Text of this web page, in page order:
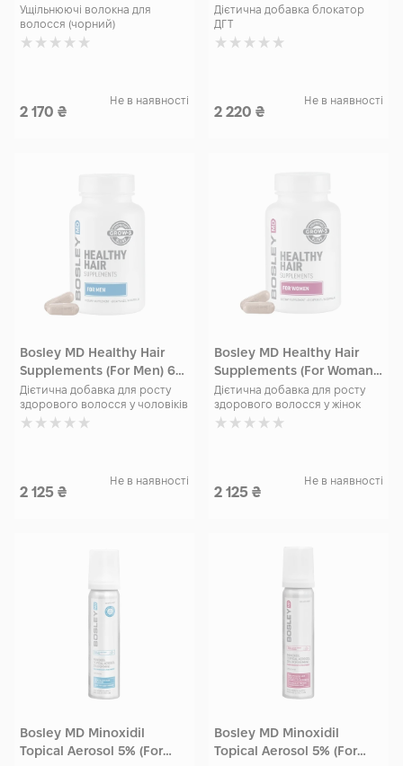
Black 12 гр
Ущільнюючі волокна для
волосся (чорний)
2 170 ₴
Не в наявності
and Men) 60 капсул
Дієтична добавка блокатор
ДГТ
2 220 ₴
Не в наявності
Bosley MD Healthy Hair
Supplements (For Men) 60
капсул
Дієтична добавка для росту
здорового волосся у чоловіків
2 125 ₴
Не в наявності
Bosley MD Healthy Hair
Supplements (For Woman)
60 капсул
Дієтична добавка для росту
здорового волосся у жінок
2 125 ₴
Не в наявності
Bosley MD Minoxidil
Topical Aerosol 5% (For
Bosley MD Minoxidil
Topical Aerosol 5% (For